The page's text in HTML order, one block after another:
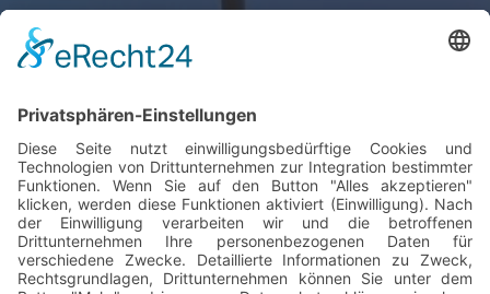
France
Gesamtkatalog Download
Tamson
Instruments